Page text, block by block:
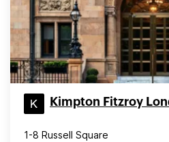
Kimpton Fitzroy
1-8 Russell Square